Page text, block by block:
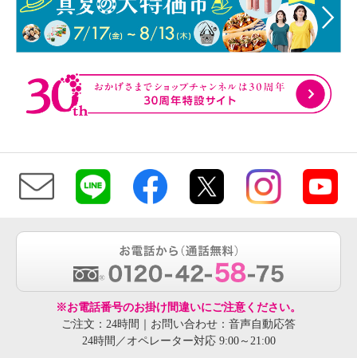
※お電話番号のお掛け間違いにご注意ください。
ご注文：24時間｜お問い合わせ：音声自動応答
24時間／オペレーター対応 9:00～21:00